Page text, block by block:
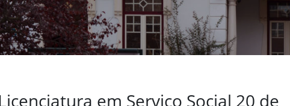
em Serviço Social 20 de